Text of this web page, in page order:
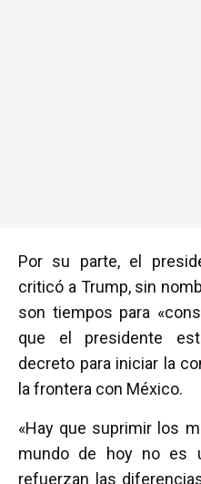
Por su parte, el
criticó a Trump, sin
son tiempos para
que el presidente
decreto para iniciar la
la frontera con México.
«Hay que suprimir los
mundo de hoy no es
refuerzan las